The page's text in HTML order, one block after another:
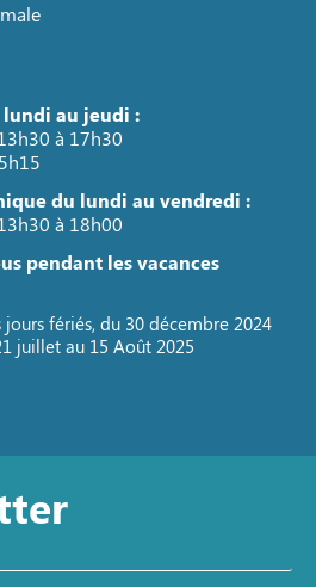
au jeudi :
à 17h30
du lundi au vendredi :
à 18h00
pendant les vacances
fériés, du 30 décembre 2024
juillet au 15 Août 2025